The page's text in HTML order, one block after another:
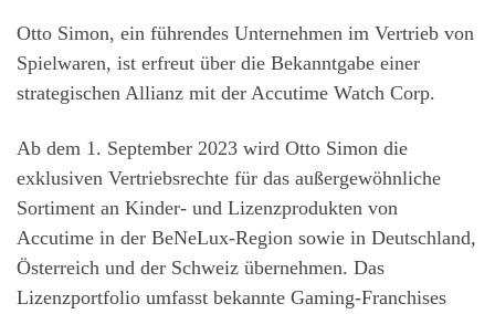
Otto Simon, ein führendes Unternehmen im Vertrieb von
Spielwaren, ist erfreut über die Bekanntgabe einer
strategischen Allianz mit der Accutime Watch Corp.
Ab dem 1. September 2023 wird Otto Simon die
exklusiven Vertriebsrechte für das außergewöhnliche
Sortiment an Kinder- und Lizenzprodukten von
Accutime in der BeNeLux-Region sowie in Deutschland,
Österreich und der Schweiz übernehmen. Das
Lizenzportfolio umfasst bekannte Gaming-Franchises